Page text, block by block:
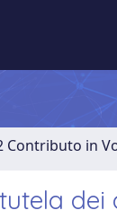
Contributo in